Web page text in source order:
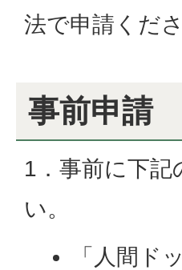
法で申請くださ
事前申請
1．事前に下記
い。
「人間ド